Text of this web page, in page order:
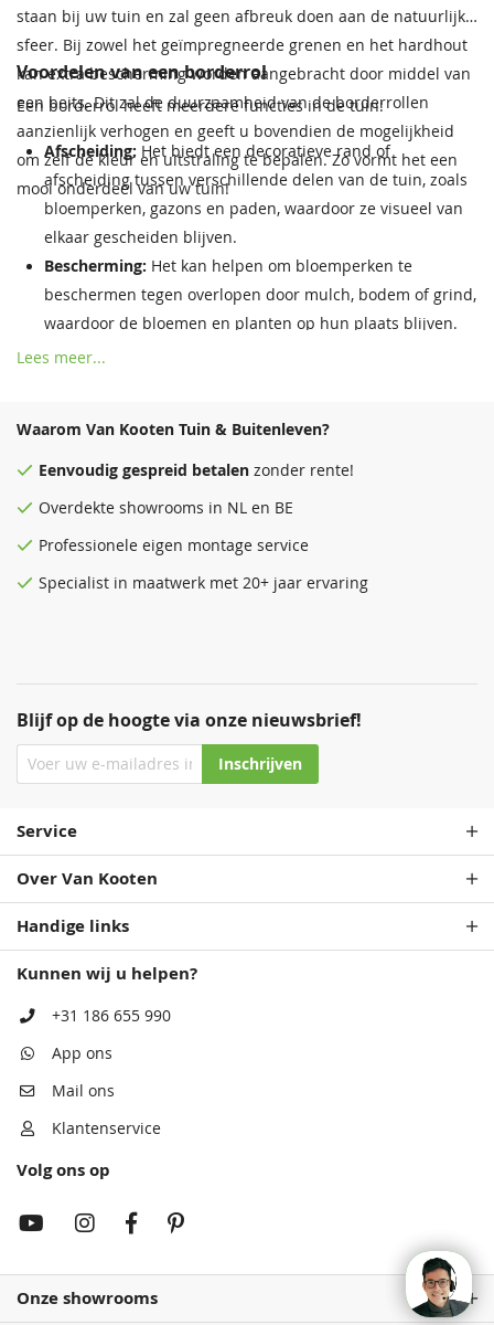
staan bij uw tuin en zal geen afbreuk doen aan de natuurlijke
sfeer. Bij zowel het geïmpregneerde grenen en het hardhout
kan extra bescherming worden aangebracht door middel van
een beits. Dit zal de duurzaamheid van de borderrollen
aanzienlijk verhogen en geeft u bovendien de mogelijkheid
om zelf de kleur en uitstraling te bepalen. Zo vormt het een
mooi onderdeel van uw tuin!
Voordelen van een borderrol
Een borderrol heeft meerdere functies in de tuin:
Afscheiding: Het biedt een decoratieve rand of
afscheiding tussen verschillende delen van de tuin, zoals
bloemperken, gazons en paden, waardoor ze visueel van
elkaar gescheiden blijven.
Bescherming: Het kan helpen om bloemperken te
beschermen tegen overlopen door mulch, bodem of grind,
waardoor de bloemen en planten op hun plaats blijven.
Randafwerking:
Voorkomen van grasgroei:Door het in de grond te
plaatsen, kan het ook dienen als een barrière om
decoratief element zijn, omdat het verkrijgbaar is in
verschillende ontwerpen en materialen die bij de
Lees meer...
Blijf op de hoogte via onze nieuwsbrief!
Inschrijven
Waarom Van Kooten Tuin & Buitenleven?
Eenvoudig gespreid betalen zonder rente!
Overdekte showrooms in NL en BE
Professionele eigen montage service
Specialist in maatwerk met 20+ jaar ervaring
Service
Over Van Kooten
Handige links
Kunnen wij u helpen?
+31 186 655 990
App ons
Mail ons
Klantenservice
Volg ons op
Onze showrooms